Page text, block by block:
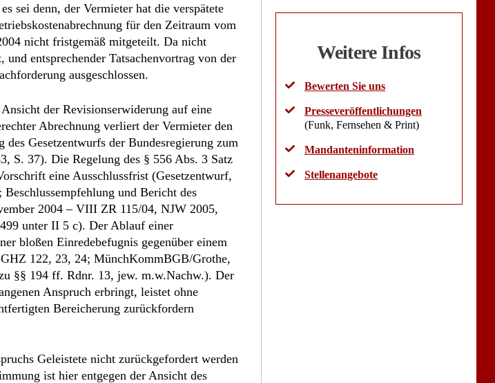
sei denn, der Vermieter hat die verspätete
für den Zeitraum vom
nicht fristgemäß mitgeteilt. Da nicht
entsprechender Tatsachenvortrag von der
ausgeschlossen.
der Revisionserwiderung auf eine
Abrechnung verliert der Vermieter den
Gesetzentwurfs der Bundesregierung zum
S. 37). Die Regelung des § 556 Abs. 3 Satz
eine Ausschlussfrist (Gesetzentwurf,
und Bericht des
2004 – VIII ZR 115/04, NJW 2005,
unter II 5 c). Der Ablauf einer
bloßen Einredebefugnis gegenüber einem
122, 23, 24; MünchKommBGB/Grothe,
§§ 194 ff. Rdnr. 13, jew. m.w.Nachw.). Der
Anspruch erbringt, leistet ohne
Bereicherung zurückfordern
Geleistete nicht zurückgefordert werden
ist hier entgegen der Ansicht des
Weitere Infos
Bewerten Sie uns
Presseveröffentlichungen
(Funk, Fernsehen & Print)
Mandanteninformation
Stellenangebote